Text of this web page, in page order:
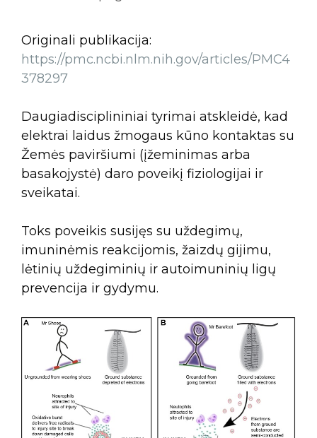
Originali publikacija:
https://pmc.ncbi.nlm.nih.gov/articles/PMC4
378297
Daugiadisciplininiai tyrimai atskleidė, kad
elektrai laidus žmogaus kūno kontaktas su
Žemės paviršiumi (įžeminimas arba
basakojystė) daro poveikį fiziologijai ir
sveikatai.
Toks poveikis susijęs su uždegimų,
imuninėmis reakcijomis, žaizdų gijimu,
lėtinių uždegiminių ir autoimuninių ligų
prevencija ir gydymu.